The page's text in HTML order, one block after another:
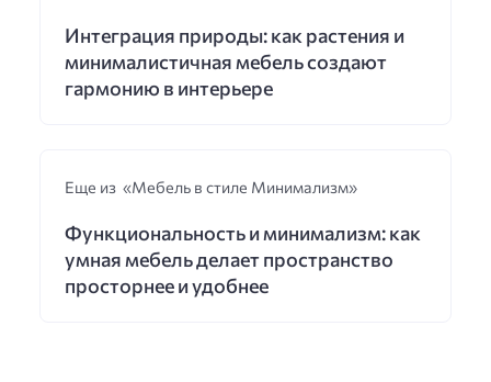
Интеграция природы: как растения и
минималистичная мебель создают
гармонию в интерьере
Еще из «Мебель в стиле Минимализм»
Функциональность и минимализм: как
умная мебель делает пространство
просторнее и удобнее